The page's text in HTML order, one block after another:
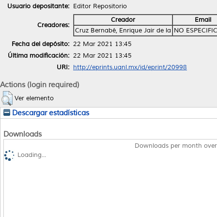
Usuario depositante: Editor Repositorio
Creadores:
Creador
Email
Cruz Bernabé, Enrique Jair de la NO
Fecha del depósito: 22 Mar 2021 13:45
Última modificación: 22 Mar 2021 13:45
URI: http://eprints.uanl.mx/id/eprint/20998
Actions (login required)
Ver elemento
Descargar estadísticas
Downloads
Downloads per month
Loading...